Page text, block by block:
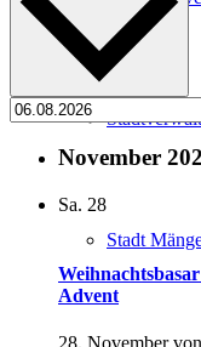
Stadt
November
Sa. 28
Advent